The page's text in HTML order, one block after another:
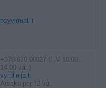
psyvirtual.lt
+370 670 00027 (I–V 10.00–
14.00 val.)
vyrulinija.lt
Atsako per 72 val.